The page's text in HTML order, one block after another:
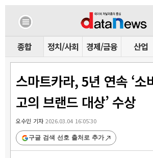
종합 정치/사회 경제/금융 산업
스마트카라, 5년 연속 ‘소
고의 브랜드 대상’ 수상
오수민 기자2026.03.04 16:05:30
구글 검색 선호 출처로 추가